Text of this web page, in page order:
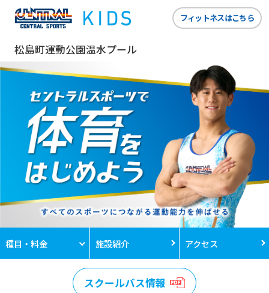
松島町運動公園温水プール
フィットネスはこちら
種目・料金 施設紹介 アクセス
スクールバス情報